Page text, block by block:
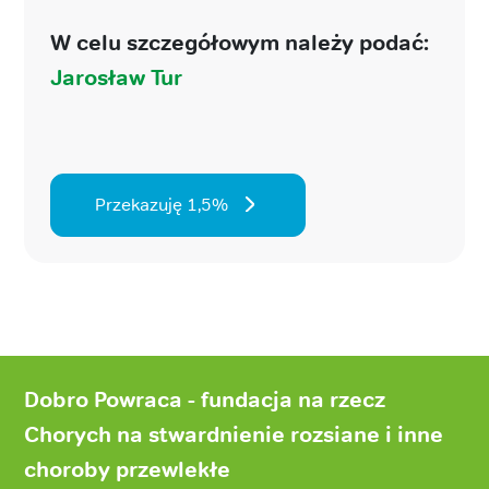
W celu szczegółowym należy podać:
Jarosław Tur
Przekazuję 1,5%
stronyDobro Powraca - fundacja na rzecz
Chorych na stwardnienie rozsiane i inne
choroby przewlekłe